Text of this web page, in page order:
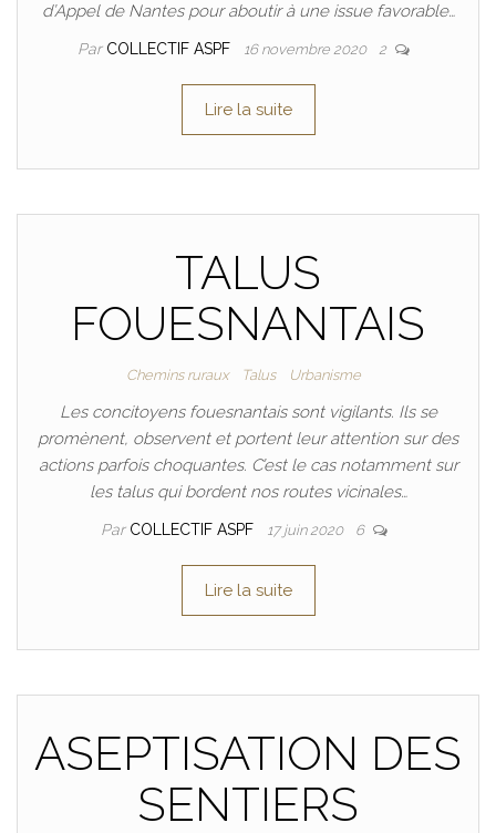
d’Appel de Nantes pour aboutir à une issue favorable…
Par COLLECTIF ASPF 16 novembre 2020 2
Lire la suite
TALUS
FOUESNANTAIS
Chemins ruraux Talus Urbanisme
Les concitoyens fouesnantais sont vigilants. Ils se
promènent, observent et portent leur attention sur des
actions parfois choquantes. C’est le cas notamment sur
les talus qui bordent nos routes vicinales…
Par COLLECTIF ASPF 17 juin 2020 6
Lire la suite
ASEPTISATION DES
SENTIERS